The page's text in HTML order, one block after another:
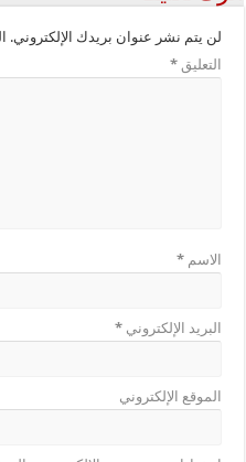
لن يتم نشر عنوان بريدك الإلكتروني.
التعليق*
الاسم*
البريد الإلكتروني*
الموقع الإلكتروني